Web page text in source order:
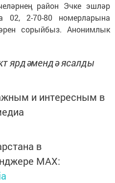
район Эчке эшләр
02, 2-70-80 номерларына
сорыйбыз. Анонимлык
ярдәмендә ясалды
и интересным в
в
MАХ: